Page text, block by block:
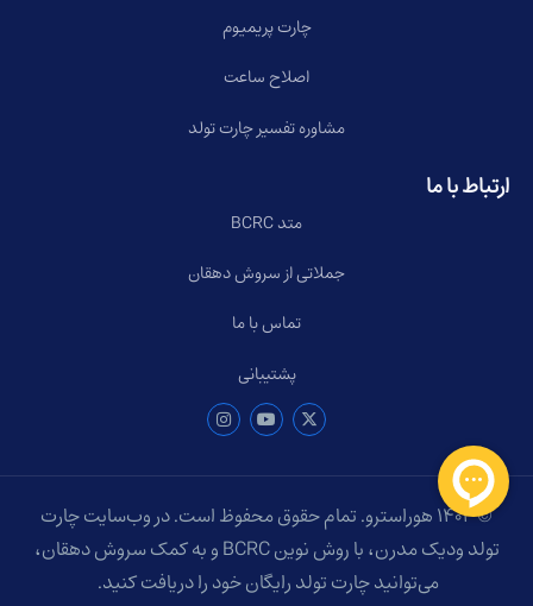
چارت پریمیوم
اصلاح ساعت
مشاوره تفسیر چارت تولد
ارتباط با ما
متد BCRC
جملاتی از سروش دهقان
تماس با ما
پشتیبانی
© ۱۴۰۴ هوراسترو. تمام حقوق محفوظ است. در وب‌سایت چارت
تولد ودیک مدرن، با روش نوین BCRC و به کمک سروش دهقان،
می‌توانید چارت تولد رایگان خود را دریافت کنید.